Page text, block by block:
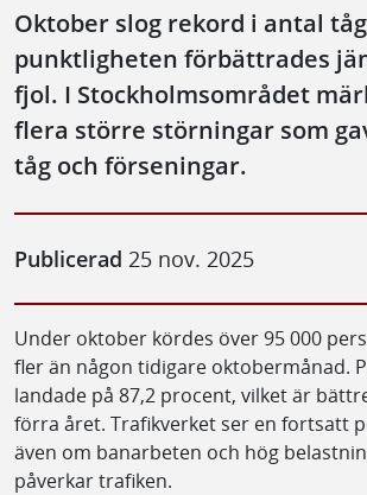
Oktober slog rekord i antal
punktligheten förbättrades
fjol. I Stockholmsområdet
flera större störningar som
tåg och förseningar.
Publicerad 25 nov. 2025
Under oktober kördes över 95 000
fler än någon tidigare oktobermånad.
landade på 87,2 procent, vilket är
förra året. Trafikverket ser en fortsatt
även om banarbeten och hög
påverkar trafiken.